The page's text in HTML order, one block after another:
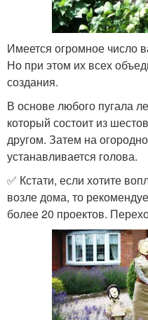
Имеется огромное число
Но при этом их всех
создания.
В основе любого пугала
который состоит из
другом. Затем на
устанавливается голова.
✅ Кстати, если хотите
возле дома, то
более 20 проектов.